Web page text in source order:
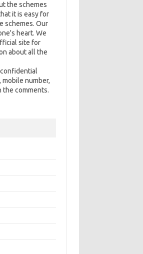
the schemes
it is easy for
schemes. Our
heart. We
site for
about all the
number,
the comments.